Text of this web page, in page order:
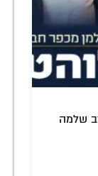
שלמה